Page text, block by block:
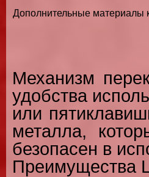
Дополнительные материалы к
Механизм
удобства
или
металла,
безопасен в
Преимущества